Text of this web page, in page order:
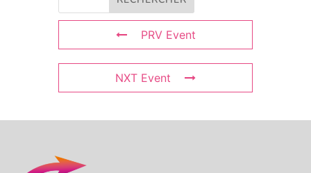
PRV Event
NXT Event